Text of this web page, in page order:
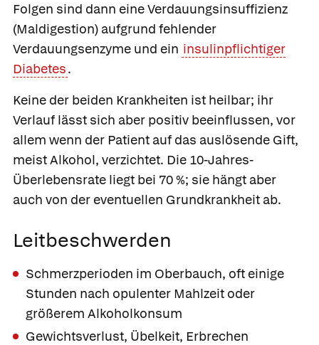
Folgen sind dann eineVerdauungsinsuffizienz
(Maldigestion) aufgrund fehlender
Verdauungsenzyme und ein insulinpflichtiger
Diabetes.
Keine der beiden Krankheiten ist heilbar; ihr
Verlauf lässt sich aber positiv beeinflussen, vor
allem wenn der Patient auf das auslösende Gift,
meist Alkohol, verzichtet. Die 10-Jahres-
Überlebensrate liegt bei 70 %; sie hängt aber
auch von der eventuellen Grundkrankheit ab.
Leitbeschwerden
Schmerzperioden im Oberbauch, oft einige
Stunden nach opulenter Mahlzeit oder
größerem Alkoholkonsum
Gewichtsverlust, Übelkeit, Erbrechen